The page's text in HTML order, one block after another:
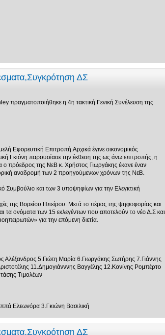
ΔΣ
πραγματοποιήθηκε η 4η τακτική Γενική Συνέλευση της
Εφορευτική Επιτροπή.Αρχικά έγινε οικονομικός
Γκιόνη παρουσίασε την έκθεση της ως άνω επιτροπής, η
ο πρόεδρος της ΝεΒ κ. Χρήστος Γιωργάκης έκανε έναν
αναδρομή των 2 προηγούμενων χρόνων της ΝεΒ.
Συμβούλιο και των 3 υποψηφίων για την Ελεγκτική
της Βορείου Ηπείρου. Μετά το πέρας της ψηφοφορίας και
ονόματα των 15 εκλεγέντων που αποτελούν το νέο Δ.Σ και
για την επόμενη διετία.
5.Γιώτη Μαρία 6.Γιωργάκης Σωτήρης 7.Γιάννης
11.Δημογιάνννης Βαγγέλης 12.Κονίνης Ρομπέρτο
Τιμολέων
Ελεωνόρα 3.Γκιώνη Βασιλική
ΔΣ